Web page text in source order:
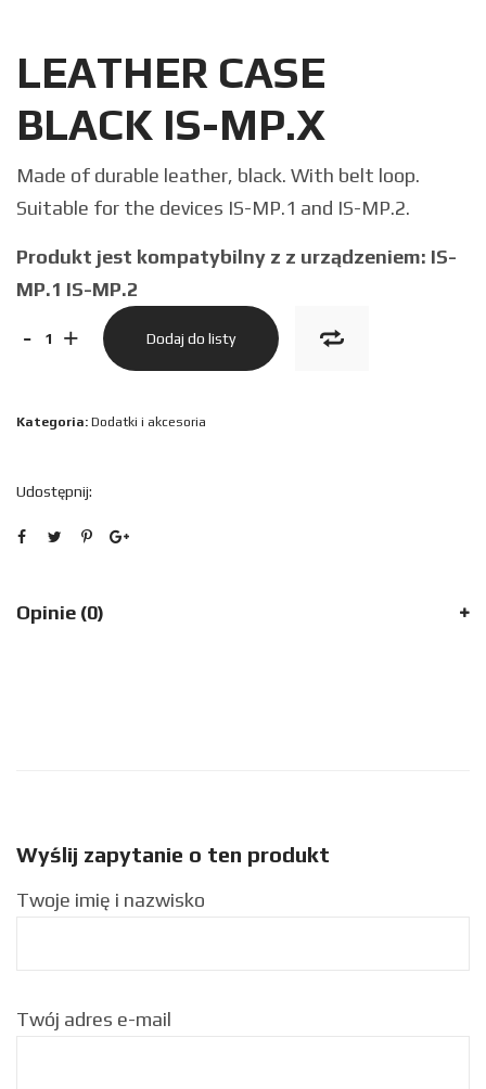
LEATHER CASE
BLACK IS-MP.X
Made of durable leather, black. With belt loop.
Suitable for the devices IS-MP.1 and IS-MP.2.
Produkt jest kompatybilny z z urządzeniem: IS-
MP.1 IS-MP.2
-
LEATHER
BLACK
MP.X
+ Dodaj do listy
Kategoria: Dodatki i akcesoria
Udostępnij:
Opinie (0)
Wyślij zapytanie o ten produkt
Twoje imię i nazwisko
Twój adres e-mail